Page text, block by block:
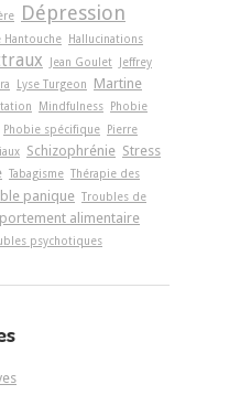
Dépression
Hantouche
Hallucinations
Jean Goulet
Jeffrey
Lyse Turgeon
Martine
Mindfulness
Phobie
Phobie spécifique
Pierre
Schizophrénie Stress
Tabagisme Thérapie des
panique Troubles de
alimentaire
psychotiques